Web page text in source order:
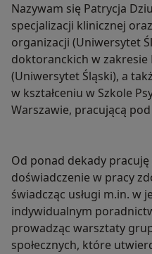
Nazywam się Patrycja
specjalizacji klinicznej
organizacji (Uniwersytet
doktoranckich w zakresie
(Uniwersytet Śląski), a
w kształceniu w Szkole
Warszawie, pracującą
Od ponad dekady
doświadczenie w pracy
świadcząc usługi m.in. w
indywidualnym
prowadząc warsztaty
społecznych, które